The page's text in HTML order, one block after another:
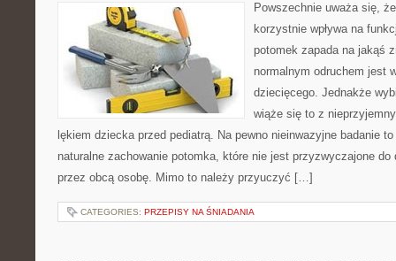
Powszechnie uważa się,
korzystnie wpływa na
potomek zapada na jakąś
normalnym odruchem jest
dziecięcego. Jednakże
wiąże się to z
lękiem dziecka przed pediatrą. Na pewno nieinwazyjne badanie
naturalne zachowanie potomka, które nie jest przyzwyczajone do
przez obcą osobę. Mimo to należy przyuczyć […]
CATEGORIES: PRZEPISY NA ŚNIADANIA